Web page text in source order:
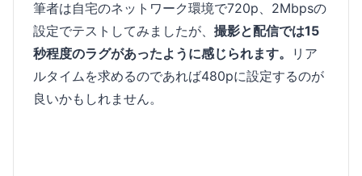
筆者は自宅のネットワーク環境で720p、2Mbpsの
設定でテストしてみましたが、 撮影と配信では15
秒程度のラグがあったように感じられます。
リア
ルタイムを求めるのであれば480pに設定するのが
良いかもしれません。